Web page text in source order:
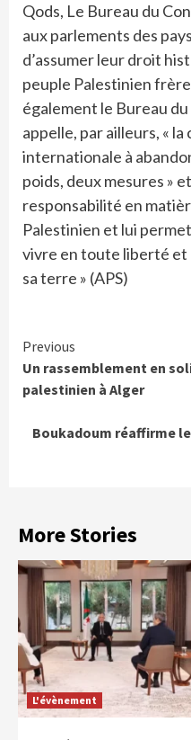
Qods, Le Bureau du
aux parlements des
d’assumer leur droit
peuple Palestinien frère
également le Bureau
appelle, par ailleurs, «
internationale à
poids, deux mesures »
responsabilité en
Palestinien et lui
vivre en toute liberté
sa terre » (APS)
Continue
Reading
Previous
Un rassemblement en
palestinien à Alger
Boukadoum réaffirme
More Stories
L'évènement